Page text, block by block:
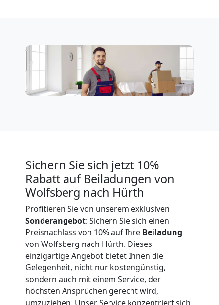
Sichern Sie sich jetzt 10%
Rabatt auf Beiladungen von
Wolfsberg nach Hürth
Profitieren Sie von unserem exklusiven
Sonderangebot: Sichern Sie sich einen
Preisnachlass von 10% auf Ihre Beiladung
von Wolfsberg nach Hürth. Dieses
einzigartige Angebot bietet Ihnen die
Gelegenheit, nicht nur kostengünstig,
sondern auch mit einem Service, der
höchsten Ansprüchen gerecht wird,
umzuziehen. Unser Service konzentriert sich
Büroumzug
Wolfsberg
Tragehilfe
Wolfsberg
Kleiner
Umzug
Wolfsberg